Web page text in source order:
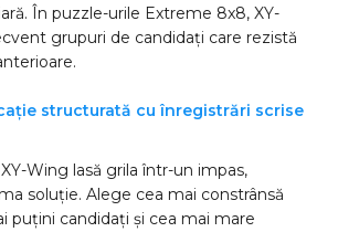
În puzzle-urile Extreme 8x8, XY-
grupuri de candidați care rezistă
structurată cu înregistrări scrise
Wing lasă grila într-un impas,
soluție. Alege cea mai constrânsă
puțini candidați și cea mai mare